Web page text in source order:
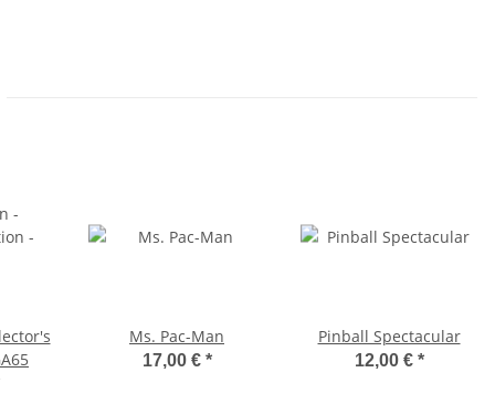
Ms. Pac-Man
17,00 € *
Pinball Spectacular
12,00 € *